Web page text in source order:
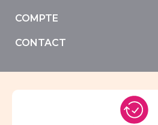
COMPTE
CONTACT